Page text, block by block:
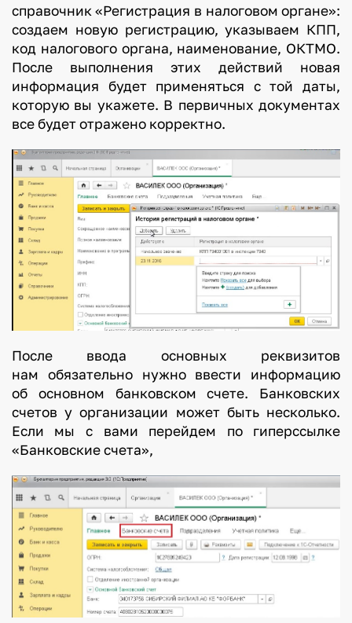
справочник «Регистрация в налоговом органе»:
создаем новую регистрацию, указываем КПП,
код налогового органа, наименование, ОКТМО.
После выполнения этих действий новая
информация будет применяться с той даты,
которую вы укажете. В первичных документах
все будет отражено корректно.
После ввода основных реквизитов
нам обязательно нужно ввести информацию
об основном банковском счете. Банковских
счетов у организации может быть несколько.
Если мы с вами перейдем по гиперссылке
«Банковские счета»,